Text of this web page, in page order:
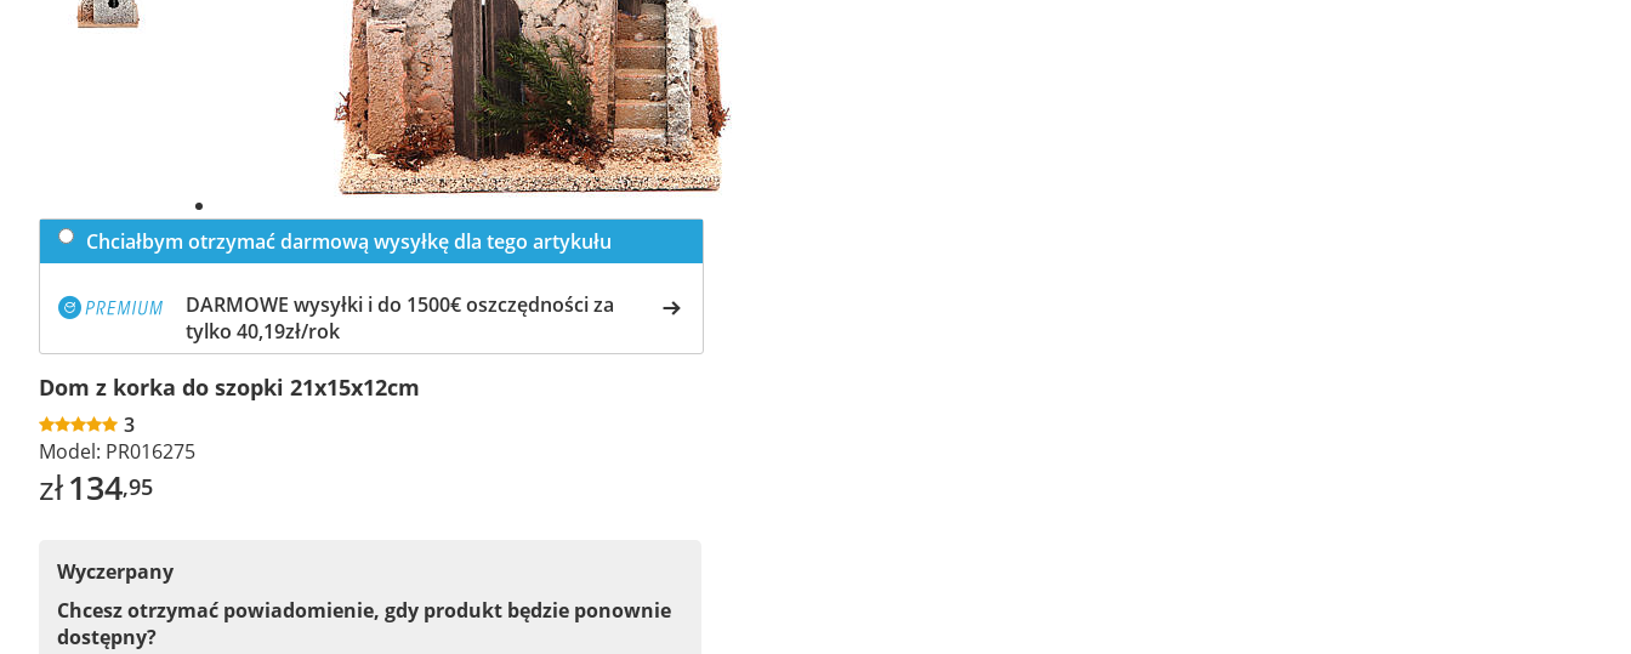
Chciałbym otrzymać darmową wysyłkę dla tego artykułu
DARMOWE wysyłki i do 1500€ oszczędności za
tylko 40,19zł/rok
Dom z korka do szopki 21x15x12cm
3
Model: PR016275
zł134,95
Wyczerpany
Chcesz otrzymać powiadomienie, gdy produkt będzie ponownie
dostępny?